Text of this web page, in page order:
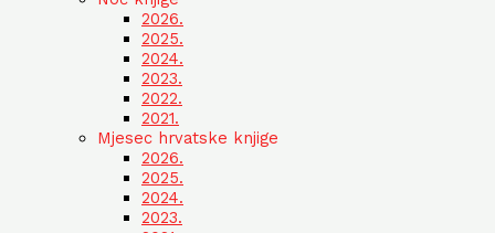
2026.
2025.
2024.
2023.
2022.
2021.
Mjesec hrvatske knjige
2026.
2025.
2024.
2023.